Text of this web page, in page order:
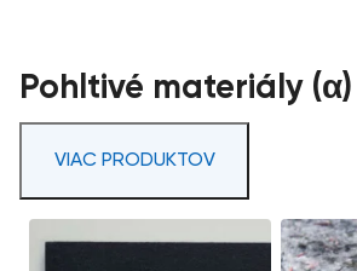
Pohltivé materiály (α)
VIAC PRODUKTOV